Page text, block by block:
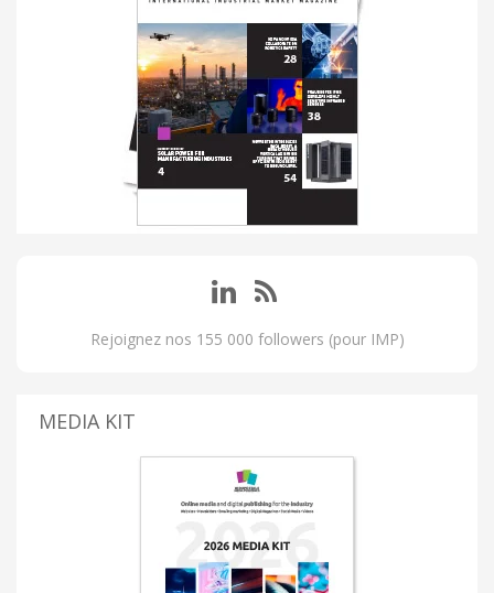
Rejoignez nos 155 000 followers (pour IMP)
MEDIA KIT